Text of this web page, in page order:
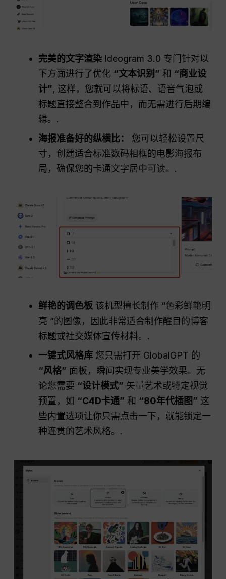
完美的文字渲染 Ideogram 3.0 专门针对以
下方面进行了优化 “文本识别” 和 “商业设
计”, 这样，您就可以将标语、语音气泡或
标题直接整合到作品中，而无需进行后期编
辑。.
海报准备好的纵横比：
您可以轻松设置尺
寸，创建适合标准数码相框的电影海报布
局，确保您的卡通文字居中可读。.
鲜艳的调色板 该机型擅长制作 “色彩鲜艳明
亮 ”的图像，因此非常适合制作醒目的博客
标题或社交媒体宣传材料。.
一键式风格库 您只需打开 GlobalGPT 的
“风格” 面板，瞬间实现专业美学效果。无
论您需要 “设计模式” 矢量艺术或特定视觉
预置，如 “C4D卡通” 和 “80年代插图” 这
些内置选项让你只需点击一下，就能锁定一
种连贯的艺术风格。.